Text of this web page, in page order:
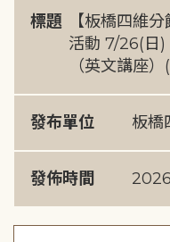
標題
【板橋四維
活動 7/26(日)
（英文講座
發布單位 板橋
發佈時間